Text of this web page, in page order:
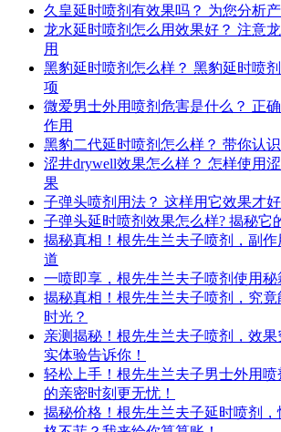
久皇延时喷剂有效果吗？ 为您分析
龙水延时喷剂怎么用效果好？ 注意
用
黑豹延时喷剂怎么样？ 黑豹延时喷
项
微爱男士外用喷剂危害是什么？ 正
作用
黑豹二代延时喷剂怎么样？ 带你认
涩井drywell效果怎么样？ 怎样使用
果
子弹头喷剂用法？ 这样用它效果才好
子弹头延时喷剂效果怎么样? 揭秘它
揭秘真相！根先生兰夫子喷剂，副
道
一喷即享，根先生兰夫子喷剂使用秘
揭秘真相！根先生兰夫子喷剂，究
时光？
亲测揭秘！根先生兰夫子喷剂，效
实体验告诉你！
轻松上手！根先生兰夫子男士外用
的亲密时刻更无忧！
揭秘价格！根先生兰夫子延时喷剂